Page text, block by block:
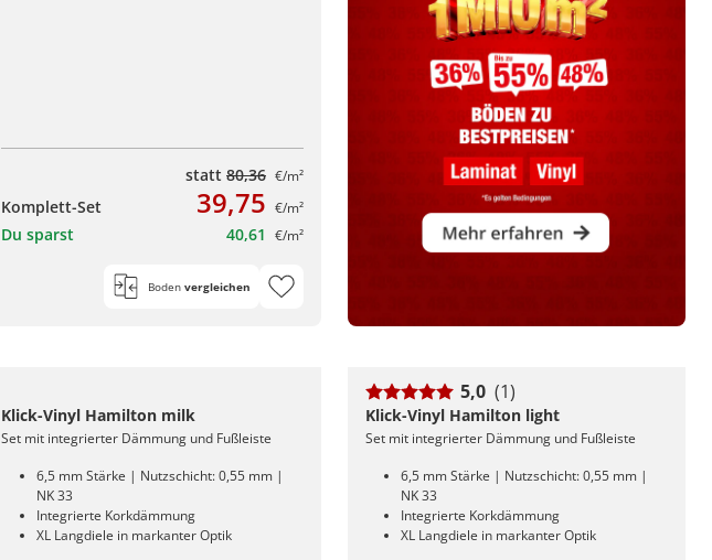
statt 80,36 €/m²
Komplett-Set 39,75 €/m²
Du sparst 40,61 €/m²
Boden vergleichen
Klick-Vinyl Hamilton milk
Set mit integrierter Dämmung und Fußleiste
6,5 mm Stärke | Nutzschicht: 0,55 mm |
NK 33
Integrierte Korkdämmung
XL Langdiele in markanter Optik
5,0 (1)
Klick-Vinyl Hamilton light
Set mit integrierter Dämmung und Fußleiste
6,5 mm Stärke | Nutzschicht: 0,55 mm |
NK 33
Integrierte Korkdämmung
XL Langdiele in markanter Optik